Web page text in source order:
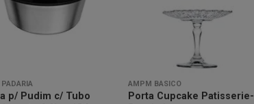
lista de
desejos
p/ Pudim c/ Tubo
lista de
desejos
AMPM BÁSICO
Porta Cupcake Patisserie-